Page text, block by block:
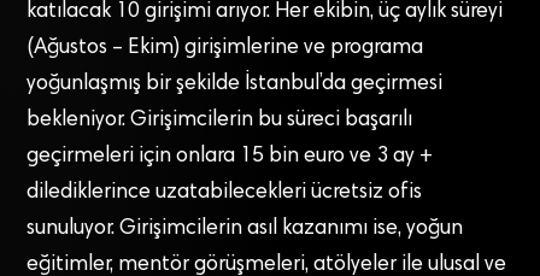
katılacak 10 girişimi arıyor. Her ekibin, üç aylık süreyi
(Ağustos – Ekim) girişimlerine ve programa
yoğunlaşmış bir şekilde İstanbul’da geçirmesi
bekleniyor. Girişimcilerin bu süreci başarılı
geçirmeleri için onlara 15 bin euro ve 3 ay +
dilediklerince uzatabilecekleri ücretsiz ofis
sunuluyor. Girişimcilerin asıl kazanımı ise, yoğun
eğitimler, mentör görüşmeleri, atölyeler ile ulusal ve